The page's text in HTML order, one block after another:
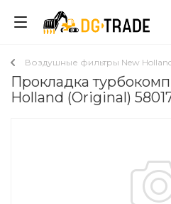
Воздушные фильтры New
Прокладка
Holland (Original)